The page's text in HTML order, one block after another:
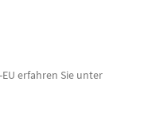
erfahren Sie unter